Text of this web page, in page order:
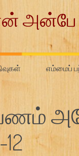
அன்பே
எம்மைப்